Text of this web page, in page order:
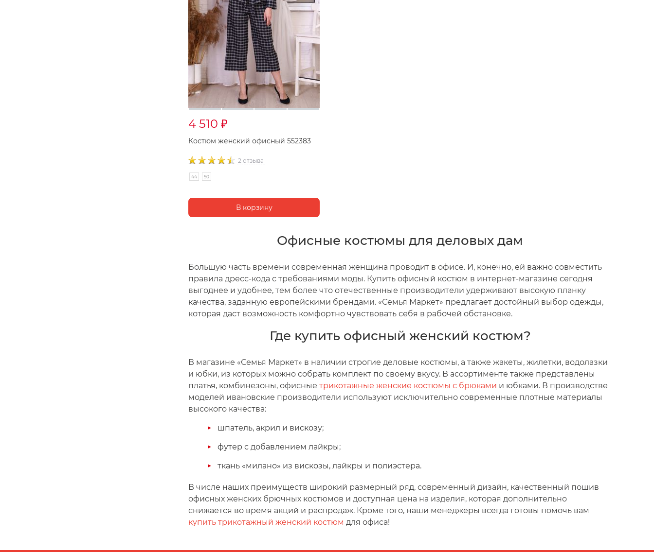
4 510 ₽
Костюм женский офисный 552383
2 отзыва
44 50
Офисные костюмы для деловых дам
Большую часть времени современная женщина проводит в офисе. И, конечно, ей важно совместить
правила дресс-кода с требованиями моды. Купить офисный костюм в интернет-магазине сегодня
выгоднее и удобнее, тем более что отечественные производители удерживают высокую планку
качества, заданную европейскими брендами. «Семья Маркет» предлагает достойный выбор одежды,
которая даст возможность комфортно чувствовать себя в рабочей обстановке.
Где купить офисный женский костюм?
В магазине «Семья Маркет» в наличии строгие деловые костюмы, а также жакеты, жилетки, водолазки
и юбки, из которых можно собрать комплект по своему вкусу. В ассортименте также представлены
платья, комбинезоны, офисные трикотажные женские костюмы с брюками и юбками. В производстве
моделей ивановские производители используют исключительно современные плотные материалы
высокого качества:
шпатель, акрил и вискозу;
футер с добавлением лайкры;
ткань «милано» из вискозы, лайкры и полиэстера.
В числе наших преимуществ широкий размерный ряд, современный дизайн, качественный пошив
офисных женских брючных костюмов и доступная цена на изделия, которая дополнительно
снижается во время акций и распродаж. Кроме того, наши менеджеры всегда готовы помочь вам
купить трикотажный женский костюм для офиса!